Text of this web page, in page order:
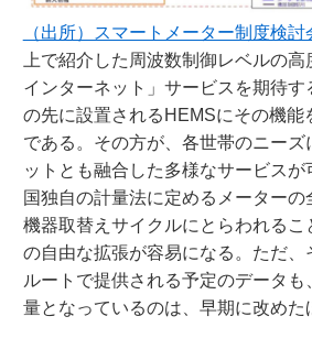
（出所）スマートメーター制度検討
上で紹介した周波数制御レベルの
インターネット」サービスを期待す
の先に設置されるHEMSにその機能
である。その方が、各世帯のニーズ
ットとも融合した多様なサービス
国独自の計量法に定めるメーター
機器取替えサイクルにとらわれるこ
の自由な拡張が容易になる。ただ、
ルートで提供される予定のデータも
量となっているのは、早期に改めた